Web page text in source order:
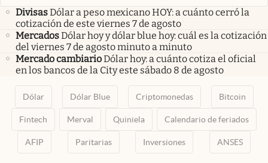
DivisasDólar a peso mexicano HOY: a cuánto cerró la
cotización de este viernes 7 de agosto
MercadosDólar hoy y dólar blue hoy: cuál es la cotización
del viernes 7 de agosto minuto a minuto
Mercado cambiarioDólar hoy: a cuánto cotiza el oficial
en los bancos de la City este sábado 8 de agosto
Dólar Dólar Blue Criptomonedas Bitcoin
Fintech Merval Quiniela Calendario de feriados
AFIP Paritarias Inversiones ANSES